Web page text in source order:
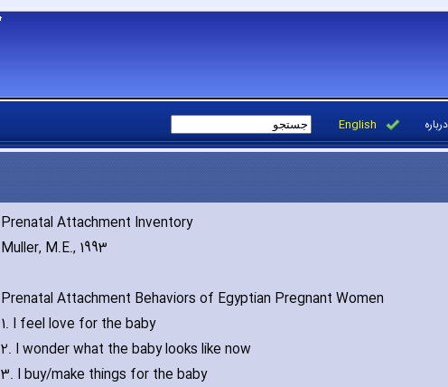
درباره English
Prenatal Attachment Inventory
Muller‚ M.E.‚ 1993
Prenatal Attachment Behaviors of Egyptian Pregnant Women
1. I feel love for the baby
2. I wonder what the baby looks like now
3. I buy/make things for the baby